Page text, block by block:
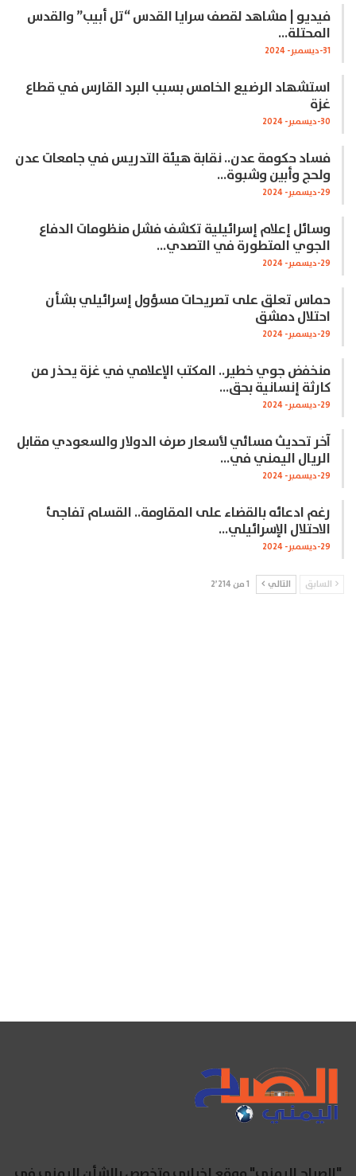
فيديو | مشاهد لقصف سرايا القدس “تل أبيب” والقدس
المحتلة…
31-ديسمبر- 2024
استشهاد الرضيع الخامس بسبب البرد القارس في قطاع
غزة
30-ديسمبر- 2024
فساد حكومة عدن.. نقابة هيئة التدريس في جامعات عدن
ولحج وأبين وشبوة…
29-ديسمبر- 2024
وسائل إعلام إسرائيلية تكشف فشل منظومات الدفاع
الجوي المتطورة في التصدي…
29-ديسمبر- 2024
حماس تعلق على تصريحات مسؤول إسرائيلي بشأن
احتلال دمشق
29-ديسمبر- 2024
منخفض جوي خطير.. المكتب الإعلامي في غزة يحذر من
كارثة إنسانية بحق…
29-ديسمبر- 2024
آخر تحديث مسائي لأسعار صرف الدولار والسعودي مقابل
الريال اليمني في…
29-ديسمبر- 2024
رغم ادعائه بالقضاء على المقاومة.. القسام تفاجئ
الاحتلال الإسرائيلي…
29-ديسمبر- 2024
السابق التالي 1 من 2٬214